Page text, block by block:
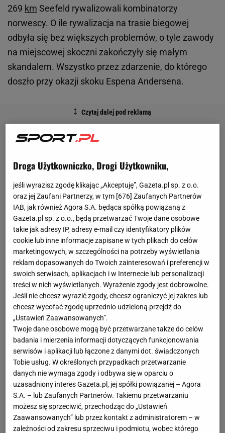
269 km Seefeld rywalizowali kombinatorzy
norwescy. O ile rywalizacja na trasie biegowej
odbyła się bez większych problemów, o tyle zawody
na miejscowej skoczni zakończyły się małym
skandalem. Wszystko przez zdarzenie, do którego
doszło przy okazji skoku Espena Andersena.
Droga Użytkowniczko, Drogi Użytkowniku,
jeśli wyrazisz zgodę klikając „Akceptuję”, Gazeta.pl sp. z o.o.
oraz jej Zaufani Partnerzy, w tym [676] Zaufanych Partnerów
IAB, jak również Agora S.A. będąca spółką powiązaną z
Gazeta.pl sp. z o.o., będą przetwarzać Twoje dane osobowe
takie jak adresy IP, adresy e-mail czy identyfikatory plików
cookie lub inne informacje zapisane w tych plikach do celów
marketingowych, w szczególności na potrzeby wyświetlania
reklam dopasowanych do Twoich zainteresowań i preferencji w
swoich serwisach, aplikacjach i w Internecie lub personalizacji
treści w nich wyświetlanych. Wyrażenie zgody jest dobrowolne.
Jeśli nie chcesz wyrazić zgody, chcesz ograniczyć jej zakres lub
chcesz wycofać zgodę uprzednio udzieloną przejdź do
„Ustawień Zaawansowanych”.
Twoje dane osobowe mogą być przetwarzane także do celów
badania i mierzenia informacji dotyczących funkcjonowania
serwisów i aplikacji lub łączone z danymi dot. świadczonych
Tobie usług. W określonych przypadkach przetwarzanie
danych nie wymaga zgody i odbywa się w oparciu o
uzasadniony interes Gazeta.pl, jej spółki powiązanej – Agora
S.A. – lub Zaufanych Partnerów. Takiemu przetwarzaniu
możesz się sprzeciwić, przechodząc do „Ustawień
Zaawansowanych” lub przez kontakt z administratorem – w
zależności od zakresu sprzeciwu i podmiotu, wobec którego